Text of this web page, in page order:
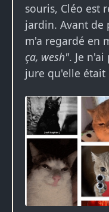
souris, Cléo est
jardin. Avant de
m'a regardé en
ça, wesh". Je
jure qu'elle était